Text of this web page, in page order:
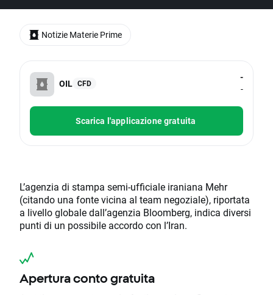
OIL CFD
-
-
Scarica l'applicazione gratuita
L’agenzia di stampa semi-ufficiale iraniana Mehr
(citando una fonte vicina al team negoziale), riportata
a livello globale dall’agenzia Bloomberg, indica diversi
punti di un possibile accordo con l’Iran.
Apertura conto gratuita
Notizie Materie Prime